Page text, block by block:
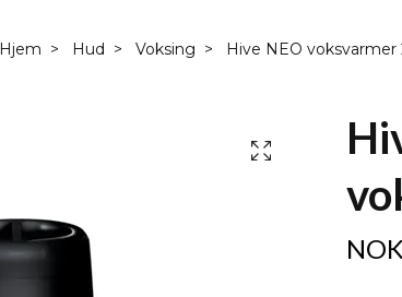
Hjem Hud Voksing Hive NEO